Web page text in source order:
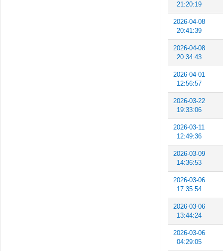
21:20:19
2026-04-08
20:41:39
2026-04-08
20:34:43
2026-04-01
12:56:57
2026-03-22
19:33:06
2026-03-11
12:49:36
2026-03-09
14:36:53
2026-03-06
17:35:54
2026-03-06
13:44:24
2026-03-06
04:29:05